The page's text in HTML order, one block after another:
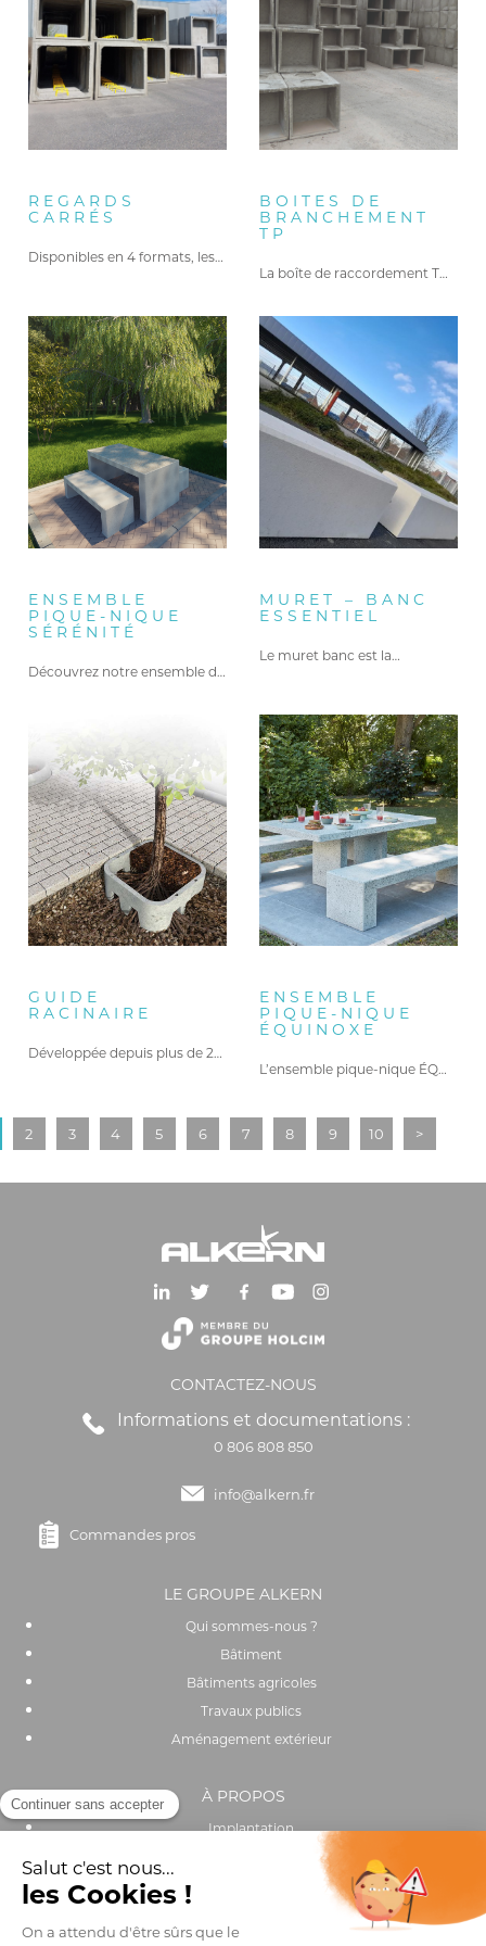
POUBELLE ET CENDRIER (2)
Alkerball (1)
JARTERRES ET MURETS EN L
(1)
Points d'eau
(4)
REGARDS
CARRÉS
Disponibles en 4 formats, les…
BOITES DE
BRANCHEMENT
TP
La boîte de raccordement TP…
ENSEMBLE
PIQUE-NIQUE
SÉRÉNITÉ
Découvrez notre ensemble de pique-nique…
MURET – BANC
ESSENTIEL
Le muret banc est la…
GUIDE
RACINAIRE
Développée depuis plus de 20…
ENSEMBLE
PIQUE-NIQUE
ÉQUINOXE
L’ensemble pique-nique ÉQUINOXE offre un…
2 3 4 5 6 7 8 9 10 >
CONTACTEZ-NOUS
Informations et documentations :
0 806 808 850
info@alkern.fr
Commandes pros
LE GROUPE ALKERN
Qui sommes-nous ?
Bâtiment
Bâtiments agricoles
Travaux publics
Aménagement extérieur
À PROPOS
Implantation
Performance environnementale et sociale